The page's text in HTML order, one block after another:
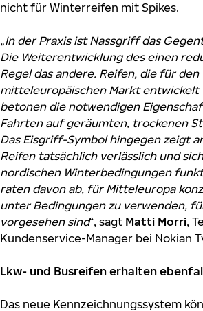
nicht für Winterreifen mit Spikes.
„In der Praxis ist Nassgriff das
Die Weiterentwicklung des einen
Regel das andere. Reifen, die für den
mitteleuropäischen Markt entwickelt
betonen die notwendigen
Fahrten auf geräumten, trockenen
Das Eisgriff-Symbol hingegen zeigt
Reifen tatsächlich verlässlich und
nordischen Winterbedingungen
raten davon ab, für Mitteleuropa
unter Bedingungen zu verwenden,
vorgesehen sind“, sagt Matti Morri,
Kundenservice-Manager bei Nokian
Lkw- und Busreifen erhalten
Das neue Kennzeichnungssystem